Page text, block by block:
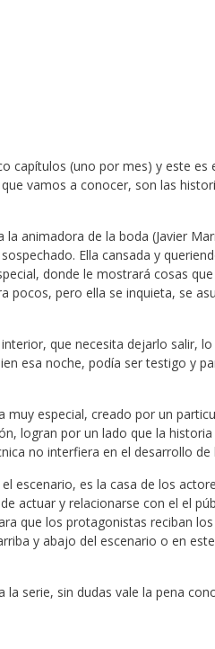
capítulos (uno por mes) y este es
vamos a conocer, son las
animadora de la boda (Javier
Ella cansada y
donde le mostrará cosas
pocos, pero ella se inquieta, se
que necesita dejarlo salir,
esa noche, podía ser testigo y
especial, creado por un
logran por un lado que la
no interfiera en el desarrollo de
escenario, es la casa de los
actuar y relacionarse con el el
que los protagonistas reciban
y abajo del escenario o en
serie, sin dudas vale la pena